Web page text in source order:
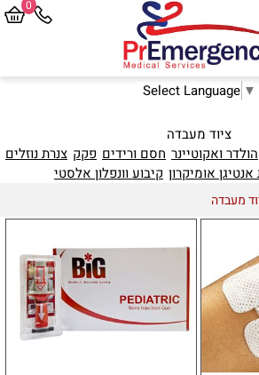
Select Language ▼
0
ציוד מעבדה
הולדר ואקוטיינר חסם ורידים פקק צנרת נוזלים
אומיקרון קיבוע וונפלון אלסטי
מעבדה